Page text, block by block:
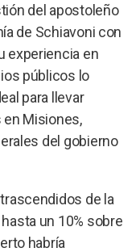
del apostoleño
de Schiavoni con
experiencia en
públicos lo
para llevar
Misiones,
del gobierno
de la
un 10% sobre
habría